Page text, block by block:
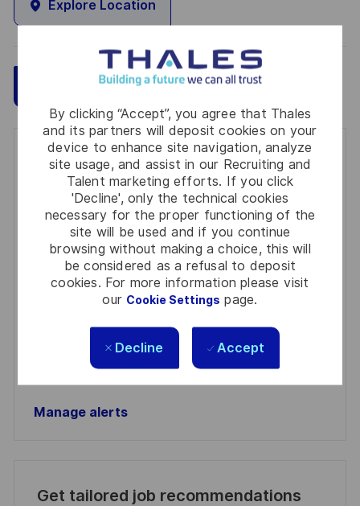
By clicking “Accept”, you agree that Thales
and its partners will deposit cookies on your
device to enhance site navigation, analyze
site usage, and assist in our Recruiting and
Talent marketing efforts. If you click
'Decline', only the technical cookies
necessary for the proper functioning of the
site will be used and if you continue
browsing without making a choice, this will
be considered as a refusal to deposit
cookies. For more information please visit
our Cookie Settings page.
Decline Accept
Explore Location
Apply Now Save
Get notified for similar jobs
You'll receive updates once a week
Enter
Email
address
(Required)
Required
Review and agree to the terms of processing
personal information
Activate
Manage alerts
Get tailored job recommendations